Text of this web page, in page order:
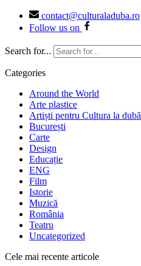
contact@culturaladuba.ro
Follow us on
Search for...
Categories
Around the World
Arte plastice
Artiști pentru Cultura la dubă
București
Carte
Design
Educație
ENG
Film
Istorie
Muzică
România
Teatru
Uncategorized
Cele mai recente articole